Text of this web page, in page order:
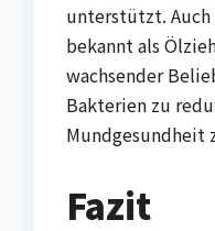
unterstützt.
bekannt als
wachsender
Bakterien zu
Mundgesundheit
Fazit